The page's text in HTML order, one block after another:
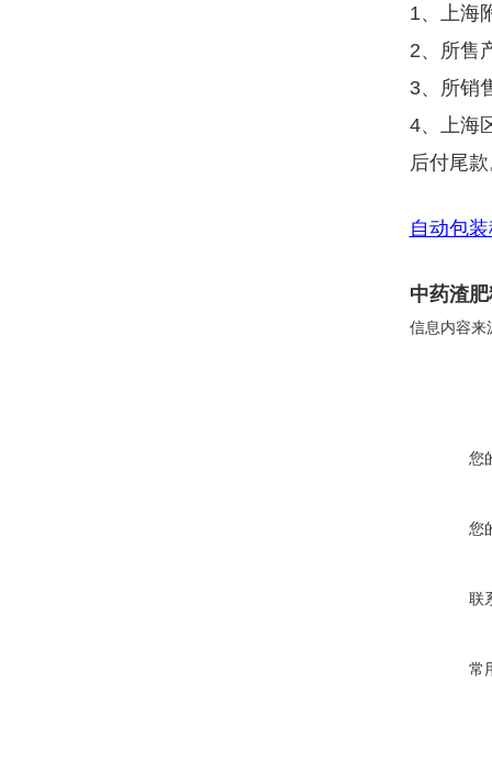
1、上海
2、所售
3、所销
4、上海
后付尾
自动包
中药渣
信息内容来
您
您
联
常